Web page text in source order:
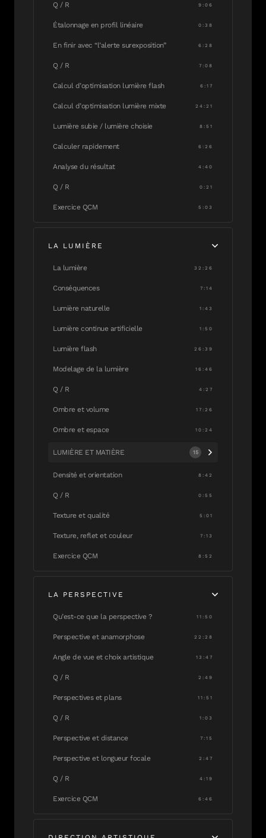
Q / R 9:06
Étalonnage en profil linéaire 0:38
En finir avec “l’alerte surexposition” 6:28
Q / R 7:08
Calcul d’optimisation lumière flash 6:17
Calcul d’optimisation lumière mixte 24:21
Lumière subie / lumière choisie 8:51
Calculer rapidement 6:26
Analyse du résultat 4:40
Q / R 0:21
Exercice QCM 5:03
LA LUMIÈRE
La lumière 32:26
Conséquences 7:14
Lumière naturelle 1:43
Lumière continue artificielle 1:50
Lumière flash 26:39
Modelage de la lumière 16:46
Q / R 4:27
Ombre et volume 17:26
Ombre et espace 10:24
LUMIÈRE ET MATIÈRE 15
Densité et orientation 8:42
Q / R 0:55
Texture et qualité 5:01
Texture, reflet et couleur 7:13
Exercice QCM 8:52
LA PERSPECTIVE
Qu’est-ce que la perspective ? 11:50
Perspective et anamorphose 22:28
Angle de vue et choix artistique 13:47
Q / R 2:49
Perspectives et plans 11:51
Q / R 1:03
Perspective et distance 7:15
Perspective et longueur focale 2:47
Q / R 4:19
Exercice QCM 6:46